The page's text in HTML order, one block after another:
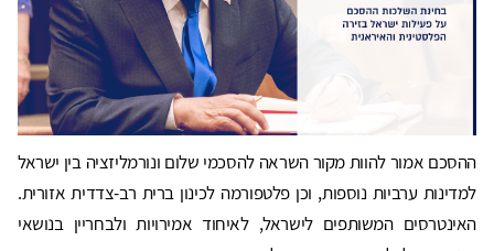
ההסכם אמור להוות מקור השראה להסכמי שלום ונורמליזציה בין ישראל
למדינות ערביות נוספות, וכן פלטפורמה לכינון ברית רב-צדדית אזורית.
האינטרסים המשותפים לישראל, לאיחוד אמירויות ולבחריין בנושאי